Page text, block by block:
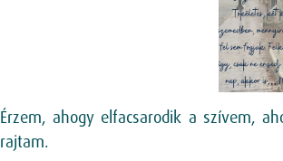
Érzem, ahogy elfacsarodik a szívem,
rajtam.